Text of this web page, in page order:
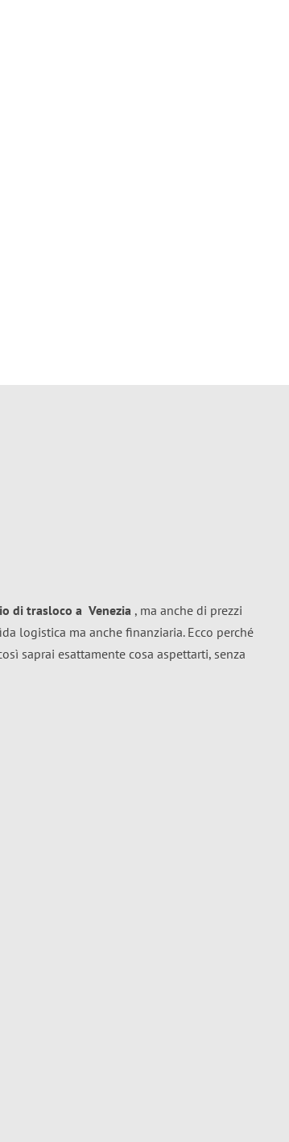
di trasloco a Venezia , ma anche di prezzi
logistica ma anche finanziaria. Ecco perché
saprai esattamente cosa aspettarti, senza